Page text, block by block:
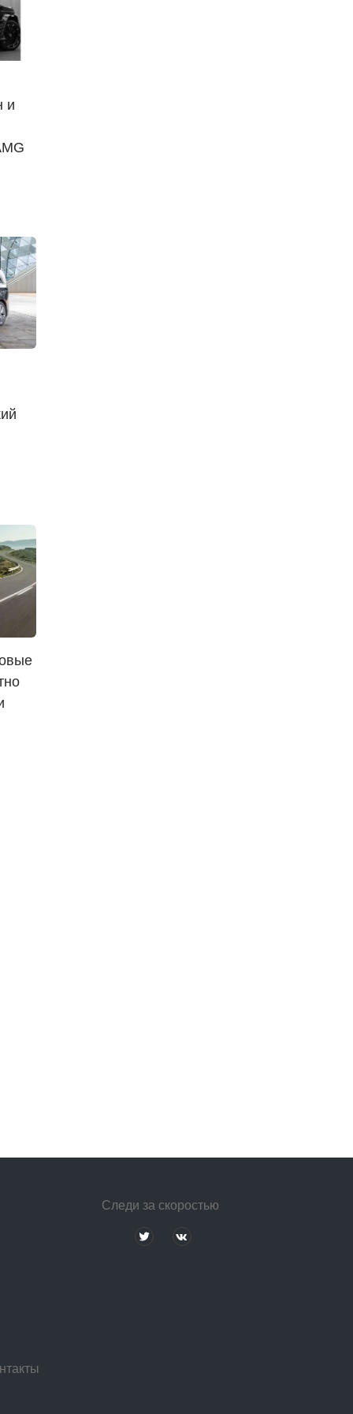
и
Следи за скоростью